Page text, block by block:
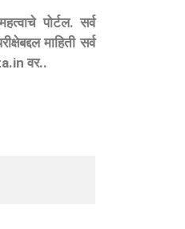
पोर्टल. सर्व
माहिती सर्व
वर..